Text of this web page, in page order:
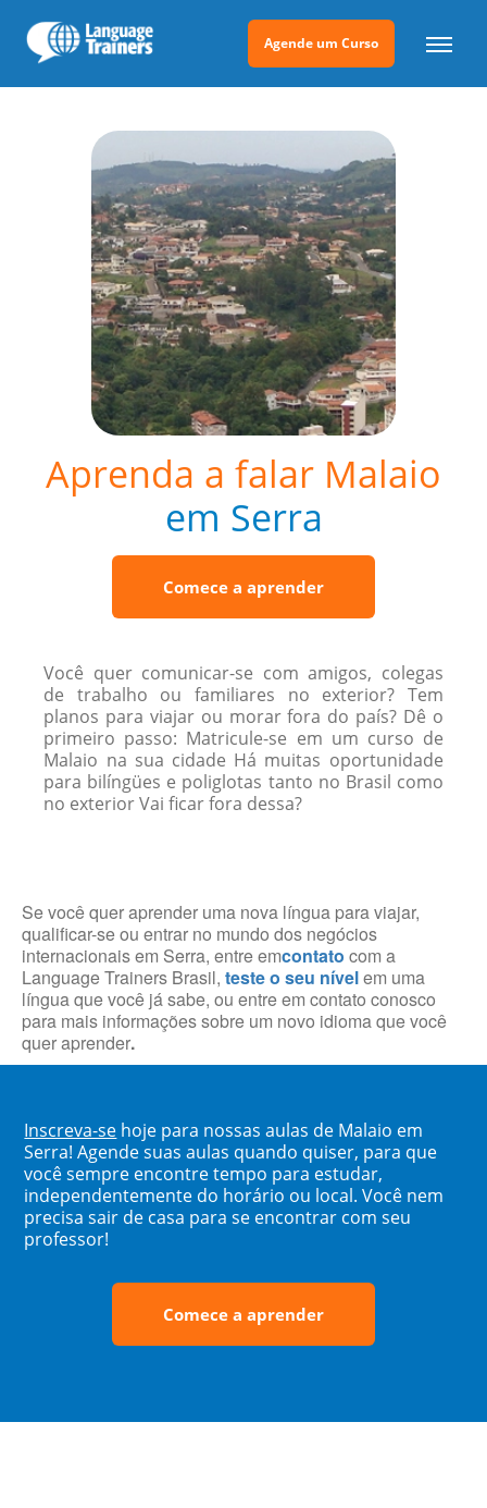
Agende um Curso
Aprenda a falar Malaio
em Serra
Comece a aprender
Você quer comunicar-se com amigos, colegas
de trabalho ou familiares no exterior? Tem
planos para viajar ou morar fora do país? Dê o
primeiro passo: Matricule-se em um curso de
Malaio na sua cidade Há muitas oportunidade
para bilíngües e poliglotas tanto no Brasil como
no exterior Vai ficar fora dessa?
Se você quer aprender uma nova língua para viajar,
qualificar-se ou entrar no mundo dos negócios
internacionais em Serra, entre emcontato com a
Language Trainers Brasil, teste o seu nívelem uma
língua que você já sabe, ou entre em contato conosco
para mais informações sobre um novo idioma que você
quer aprender.
Inscreva-se hoje para nossas aulas de Malaio em
Serra! Agende suas aulas quando quiser, para que
você sempre encontre tempo para estudar,
independentemente do horário ou local. Você nem
precisa sair de casa para se encontrar com seu
professor!
Comece a aprender